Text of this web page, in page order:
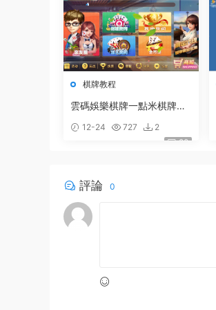
棋牌教程
雲碼娛樂棋牌一點米棋牌遊
發雲碼娛樂遊戲組件視頻搭
12-24 727
2
20
評論 0